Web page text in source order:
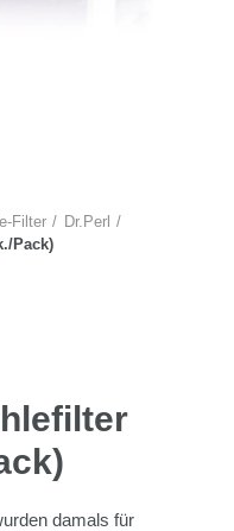
Filter
Dr.Perl
Pack)
damals für